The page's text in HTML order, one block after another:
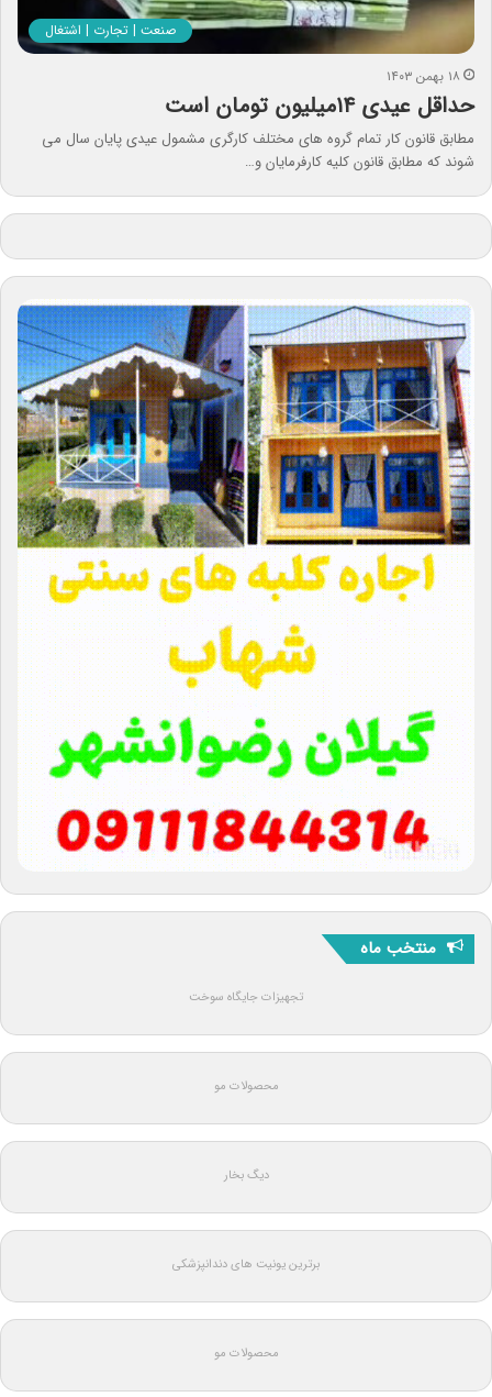
صنعت | تجارت | اشتغال
۱۸ بهمن ۱۴۰۳
حداقل عیدی ۱۴میلیون تومان است
مطابق قانون کار تمام گروه های مختلف کارگری مشمول عیدی پایان سال می
شوند که مطابق قانون کلیه کارفرمایان و…
منتخب ماه
تجهیزات جایگاه سوخت
محصولات مو
دیگ بخار
برترین یونیت های دندانپزشکی
محصولات مو